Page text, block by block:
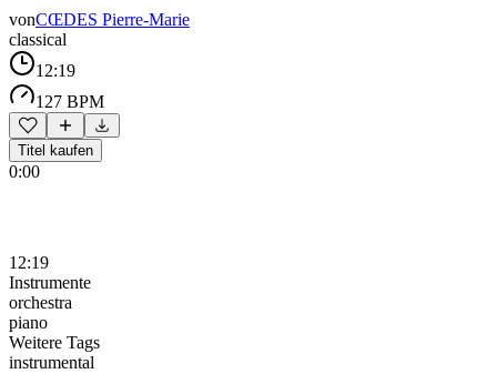
vonCŒDES Pierre-Marie
classical
12:19
127 BPM
Titel kaufen
0:00
12:19
Instrumente
orchestra
piano
Weitere Tags
instrumental